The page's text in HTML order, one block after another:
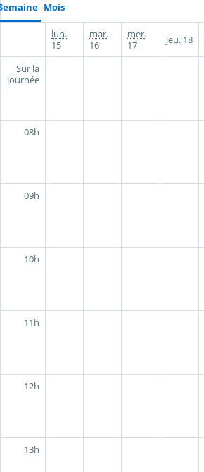
Mois
lun.
15
mar.
16
mer.
17
jeu. 18
Sur la
journée
08h
09h
10h
11h
12h
13h